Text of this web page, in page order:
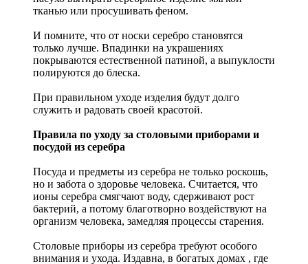
тканью или просушивать феном.
И помните, что от носки серебро становятся
только лучше. Впадинки на украшениях
покрываются естественной патиной, а выпуклости
полируются до блеска.
При правильном уходе изделия будут долго
служить и радовать своей красотой.
Правила по уходу за столовыми приборами и
посудой из серебра
Посуда и предметы из серебра не только роскошь,
но и забота о здоровье человека. Считается, что
ионы серебра смягчают воду, сдерживают рост
бактерий, а потому благотворно воздействуют на
организм человека, замедляя процессы старения.
Столовые приборы из серебра требуют особого
внимания и ухода. Издавна, в богатых домах , где